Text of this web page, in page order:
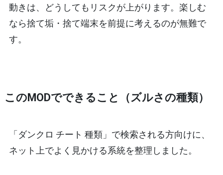
動きは、どうしてもリスクが上がります。楽しむ
なら捨て垢・捨て端末を前提に考えるのが無難で
す。
このMODでできること（ズルさの種類）
「ダンクロ チート 種類」で検索される方向けに、
ネット上でよく見かける系統を整理しました。